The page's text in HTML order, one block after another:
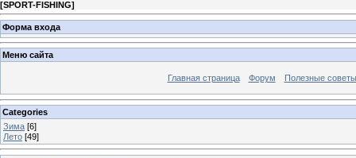
[SPORT-FISHING]
Форма входа
Меню сайта
Главная страница Форум Полезные советы
Categories
Зима [6]
Лето [49]